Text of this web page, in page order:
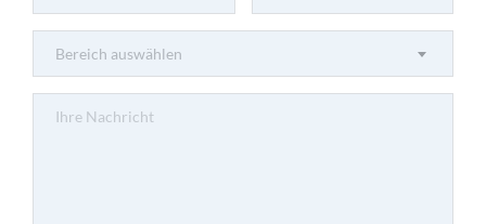
Bereich auswählen